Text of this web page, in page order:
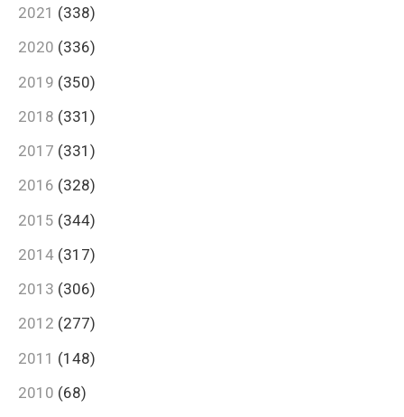
2021 (338)
2020 (336)
2019 (350)
2018 (331)
2017 (331)
2016 (328)
2015 (344)
2014 (317)
2013 (306)
2012 (277)
2011 (148)
2010 (68)